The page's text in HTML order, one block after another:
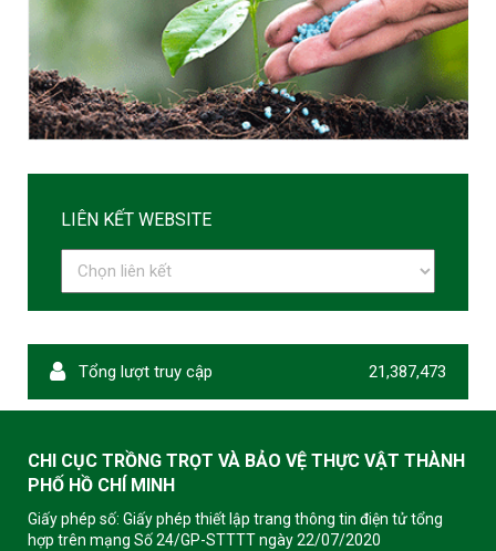
LIÊN KẾT WEBSITE
Tổng lượt truy cập 21,387,473
CHI CỤC TRỒNG TRỌT VÀ BẢO VỆ THỰC VẬT THÀNH
PHỐ HỒ CHÍ MINH
Giấy phép số: Giấy phép thiết lập trang thông tin điện tử tổng
hợp trên mạng Số 24/GP-STTTT ngày 22/07/2020